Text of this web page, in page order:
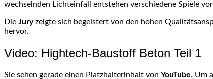
wechselnden Lichteinfall entstehen verschiedene Spiele
Die Juryzeigte sich begeistert von den hohen
hervor.
Video: Hightech-Baustoff Beton Teil 1
Sie sehen gerade einen Platzhalterinhalt von YouTube. Um